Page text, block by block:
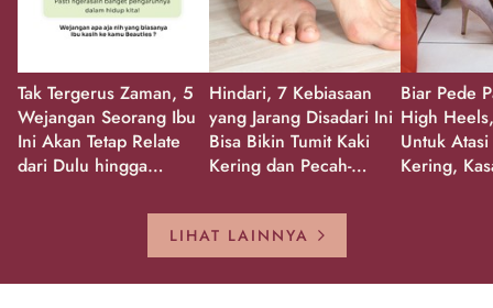
Tak Tergerus Zaman, 5
Wejangan Seorang Ibu
Ini Akan Tetap Relate
dari Dulu hingga
Hindari, 7 Kebiasaan
yang Jarang Disadari Ini
Bisa Bikin Tumit Kaki
Kering dan Pecah-
Biar Pede
High
Untuk
Kering,
LIHAT LAINNYA